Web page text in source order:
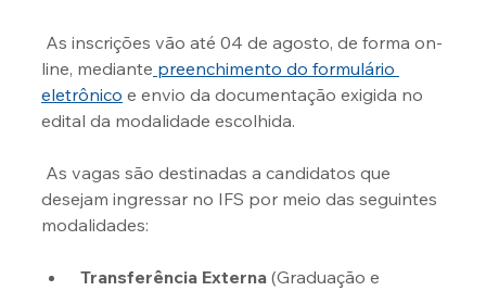
As inscrições vão até 04 de agosto, de forma on-
line, mediante preenchimento do formulário
eletrônico e envio da documentação exigida no
edital da modalidade escolhida.
As vagas são destinadas a candidatos que
desejam ingressar no IFS por meio das seguintes
modalidades:
Transferência Externa (Graduação e